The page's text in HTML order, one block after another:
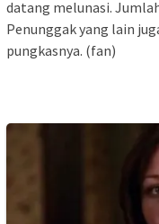
datang melunasi.
Penunggak yang lain
pungkasnya. (fan)